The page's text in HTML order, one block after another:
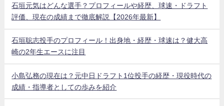
石垣元気はどんな選手？プロフィールや経歴、球速・ドラフト
評価、現在の成績まで徹底解説【2026年最新】
石垣聡志投手のプロフィール！出身地・経歴・球速は？健大高
崎の2年生エースに注目
小島弘務の現在は？元中日ドラフト1位投手の経歴・現役時代の
成績・指導者としての歩みを紹介